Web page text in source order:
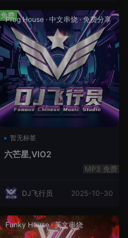
Prog House · 中文串烧·免费分享
暂无标签
六芒星,VIO2
免费
DJ飞行员 2025-10-30
免费
Funky House·英文串烧